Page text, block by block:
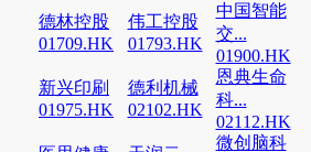
德林控股
01709.HK
伟工控股
01793.HK
中国智能
交...
01900.HK
新兴印刷
01975.HK
德利机械
02102.HK
恩典生命
科...
02112.HK
微创脑科